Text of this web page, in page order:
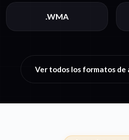
.WMA
Ver todos los formatos de